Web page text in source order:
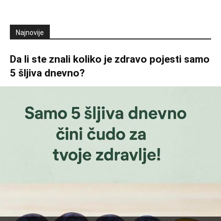
Najnovije
Da li ste znali koliko je zdravo pojesti samo
5 šljiva dnevno?